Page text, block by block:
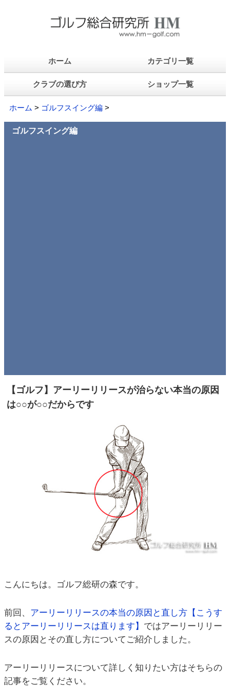
ホーム カテゴリ一覧
クラブの選び方 ショップ一覧
ホーム > ゴルフスイング編 >
ゴルフスイング編
【ゴルフ】アーリーリリースが治らない本当の原因
は○○が○○だからです
こんにちは。ゴルフ総研の森です。
前回、 アーリーリリースの本当の原因と直し方【こうす
るとアーリーリリースは直ります】 ではアーリーリリー
スの原因とその直し方についてご紹介しました。
アーリーリリースについて詳しく知りたい方はそちらの
記事をご覧ください。